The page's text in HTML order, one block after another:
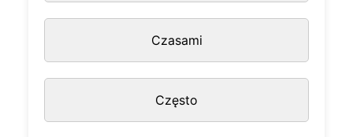
Czasami
Często